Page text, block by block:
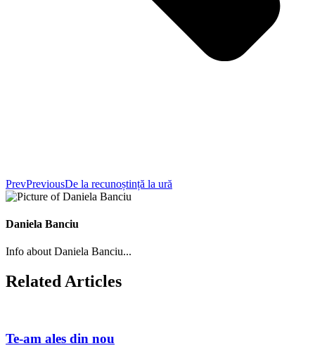
PrevPreviousDe la recunoștință la ură
Daniela Banciu
Info about Daniela Banciu...
Related Articles
Te-am ales din nou